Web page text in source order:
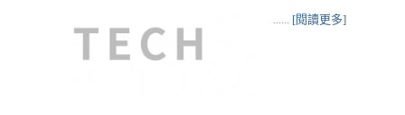
...... [閱讀更多]